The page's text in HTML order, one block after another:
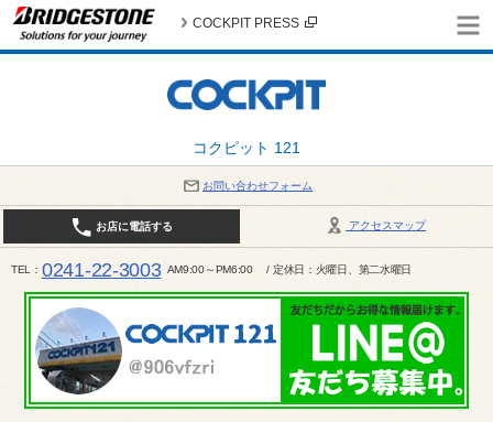
コクピット 121
COCKPIT PRESS
お問い合わせフォーム
アクセスマップ
お店に電話する
TEL 0241-22-3003 AM9:00～PM6:00 / 定休日：火曜日、第二水曜日